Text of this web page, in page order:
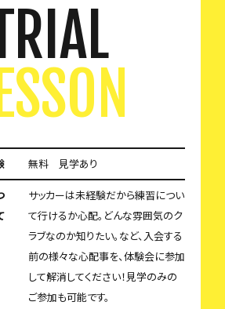
無料 見学あり
サッカーは未経験だから練習につい
て行けるか心配。どんな雰囲気のク
ラブなのか知りたい。など、入会する
前の様々な心配事を、体験会に参加
して解消してください！見学のみの
ご参加も可能です。